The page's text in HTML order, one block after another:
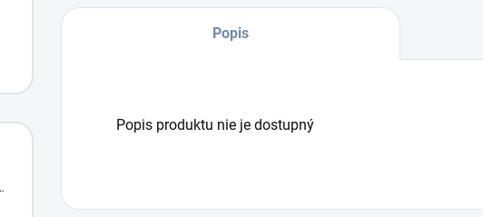
Popis
Popis produktu nie je dostupný